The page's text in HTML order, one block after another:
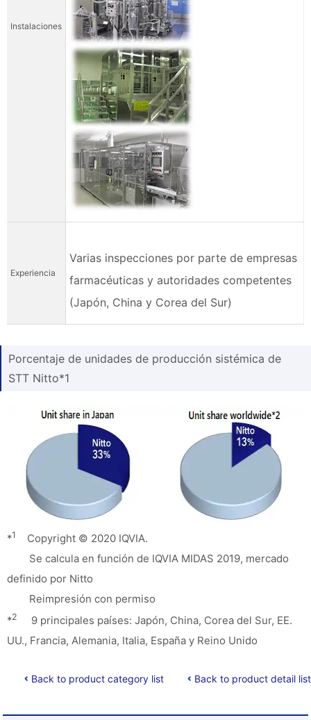
Instalaciones
Experiencia
Varias inspecciones por parte de empresas
farmacéuticas y autoridades competentes
(Japón, China y Corea del Sur)
Porcentaje de unidades de producción sistémica de
STT Nitto*1
*1
Copyright © 2020 IQVIA.
Se calcula en función de IQVIA MIDAS 2019, mercado
definido por Nitto
Reimpresión con permiso
*2
9 principales países: Japón, China, Corea del Sur, EE.
UU., Francia, Alemania, Italia, España y Reino Unido
Back to product category list Back to product detail list